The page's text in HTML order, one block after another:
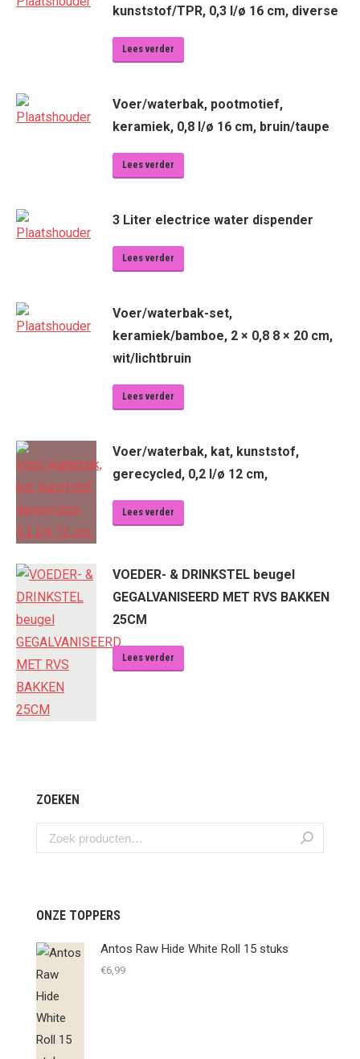
kunststof/TPR, 0,3 l/ø 16 cm, diverse
Lees verder
Voer/waterbak, pootmotief,
keramiek, 0,8 l/ø 16 cm, bruin/taupe
Lees verder
3 Liter electrice water dispender
Lees verder
Voer/waterbak-set,
keramiek/bamboe, 2 × 0,8 8 × 20 cm,
wit/lichtbruin
Lees verder
Voer/waterbak, kat, kunststof,
gerecycled, 0,2 l/ø 12 cm,
Lees verder
VOEDER- & DRINKSTEL beugel
GEGALVANISEERD MET RVS BAKKEN
25CM
Lees verder
ZOEKEN
ONZE TOPPERS
Antos Raw Hide White Roll 15 stuks
€6,99